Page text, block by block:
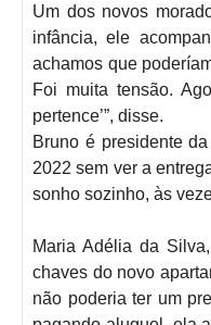
Um dos novos
infância, ele
achamos que
Foi muita tensão.
pertence’”, disse.
Bruno é presidente
2022 sem ver a
sonho sozinho, às
Maria Adélia da
chaves do novo
não poderia ter um